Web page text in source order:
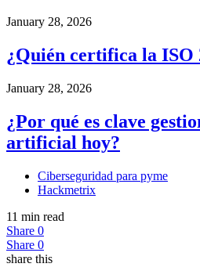
January 28, 2026
¿Quién certifica la ISO
January 28, 2026
¿Por qué es clave
artificial hoy?
Ciberseguridad para pyme
Hackmetrix
11 min read
Share 0
Share 0
share this